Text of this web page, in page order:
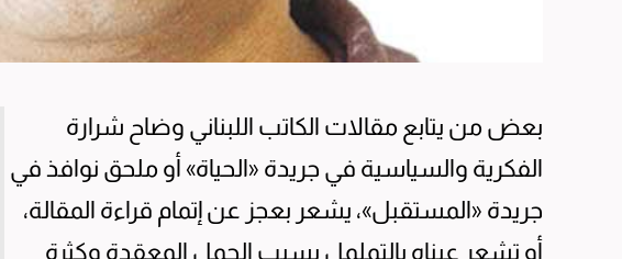
بعض من يتابع مقالات الكاتب اللبناني وضاح شرارة
الفكرية والسياسية في جريدة «الحياة» أو ملحق نوافذ في
جريدة «المستقبل»، يشعر بعجز عن إتمام قراءة المقالة،
أو تشعر عيناه بالتململ بسبب الجمل المعقدة وكثرة